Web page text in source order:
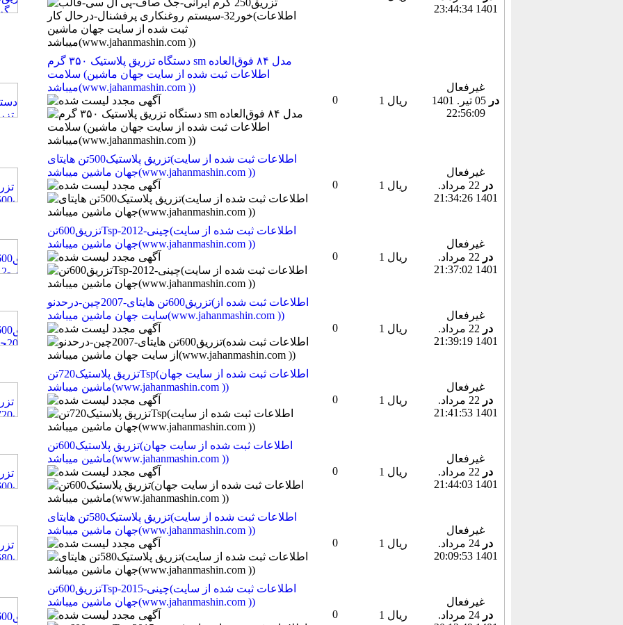
1401 23:44:34
دستگاه تزریق پلاستیک ۳۵۰ گرم ‌sm مدل ۸۴ فوق‌العاده
سلامت (اطلاعات ثبت شده از سایت جهان ماشین
میباشد(www.jahanmashin.com ))
0
1 ریال
غیرفعال
در
05 تير. 1401
22:56:09
تزریق پلاستیک500تن هایتای(اطلاعات ثبت شده از سایت
جهان ماشین میباشد(www.jahanmashin.com ))
0
1 ریال
غیرفعال
در
22 مرداد.
1401 21:34:26
تزریق600تنTsp-چینی-2012(اطلاعات ثبت شده از سایت
جهان ماشین میباشد(www.jahanmashin.com ))
0
1 ریال
غیرفعال
در
22 مرداد.
1401 21:37:02
تزریق600تن هایتای-2007چین-درحدنو(اطلاعات ثبت شده از
سایت جهان ماشین میباشد(www.jahanmashin.com ))
0
1 ریال
غیرفعال
در
22 مرداد.
1401 21:39:19
تزریق پلاستیک720تنTsp(اطلاعات ثبت شده از سایت جهان
ماشین میباشد(www.jahanmashin.com ))
0
1 ریال
غیرفعال
در
22 مرداد.
1401 21:41:53
تزریق پلاستیک600تن(اطلاعات ثبت شده از سایت جهان
ماشین میباشد(www.jahanmashin.com ))
0
1 ریال
غیرفعال
در
22 مرداد.
1401 21:44:03
تزریق پلاستیک580تن هایتای(اطلاعات ثبت شده از سایت
جهان ماشین میباشد(www.jahanmashin.com ))
0
1 ریال
غیرفعال
در
24 مرداد.
1401 20:09:53
تزریق600تنTsp-چینی-2015(اطلاعات ثبت شده از سایت
جهان ماشین میباشد(www.jahanmashin.com ))
0
1 ریال
غیرفعال
در
24 مرداد.